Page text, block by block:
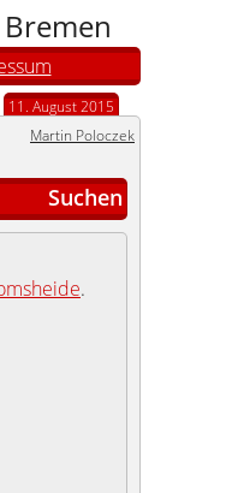
11. August 2015
Martin Poloczek
Suchen
.